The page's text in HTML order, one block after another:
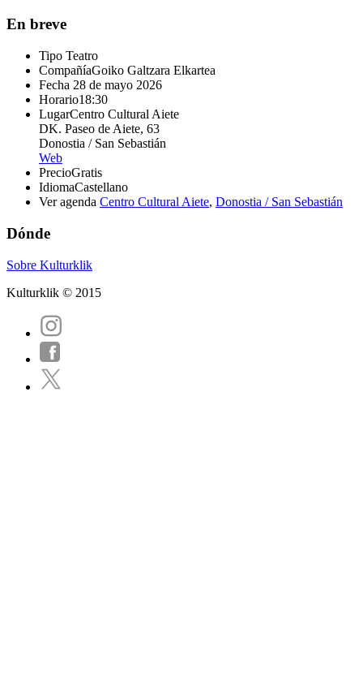
En breve
Tipo Teatro
CompañíaGoiko Galtzara Elkartea
Fecha 28 de mayo 2026
Horario18:30
LugarCentro Cultural Aiete
DK. Paseo de Aiete, 63
Donostia / San Sebastián
Web
PrecioGratis
IdiomaCastellano
Ver agenda Centro Cultural Aiete, Donostia / San Sebastián
Dónde
Sobre Kulturklik
Kulturklik © 2015